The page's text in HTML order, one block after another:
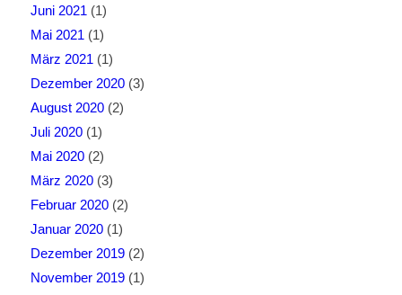
Juni 2021 (1)
Mai 2021 (1)
März 2021 (1)
Dezember 2020(3)
August 2020(2)
Juli 2020(1)
Mai 2020(2)
März 2020(3)
Februar 2020(2)
Januar 2020(1)
Dezember 2019(2)
November 2019(1)